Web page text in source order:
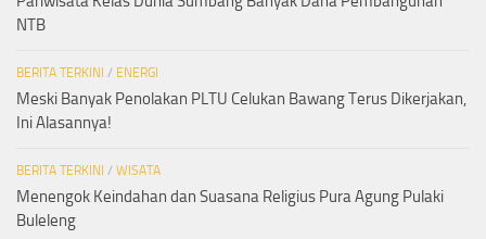
NTB
BERITA TERKINI / ENERGI
Meski Banyak Penolakan PLTU Celukan Bawang Terus Dikerjakan,
Ini Alasannya!
BERITA TERKINI / WISATA
Menengok Keindahan dan Suasana Religius Pura Agung Pulaki
Buleleng